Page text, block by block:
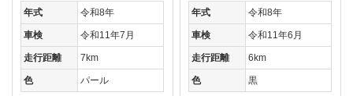
年式 令和8年
車検 令和11年7月
走行距離 7km
色 パール
年式 令和8年
車検 令和11年6月
走行距離 6km
色 黒